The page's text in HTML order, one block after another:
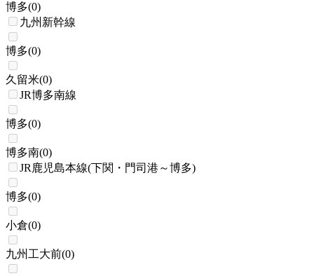
博多(0)
九州新幹線
博多(0)
久留米(0)
JR博多南線
博多(0)
博多南(0)
JR鹿児島本線(下関・門司港～博多)
博多(0)
小倉(0)
九州工大前(0)